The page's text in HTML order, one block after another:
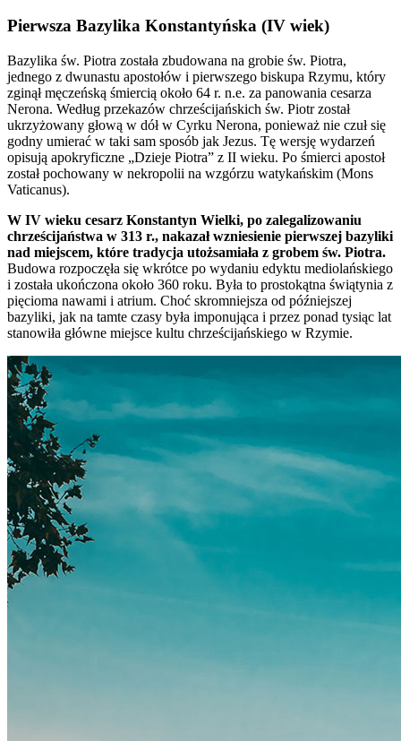
Pierwsza Bazylika Konstantyńska (IV wiek)
Bazylika św. Piotra została zbudowana na grobie św. Piotra,
jednego z dwunastu apostołów i pierwszego biskupa Rzymu, który
zginął męczeńską śmiercią około 64 r. n.e. za panowania cesarza
Nerona. Według przekazów chrześcijańskich św. Piotr został
ukrzyżowany głową w dół w Cyrku Nerona, ponieważ nie czuł się
godny umierać w taki sam sposób jak Jezus. Tę wersję wydarzeń
opisują apokryficzne „Dzieje Piotra” z II wieku. Po śmierci apostoł
został pochowany w nekropolii na wzgórzu watykańskim (Mons
Vaticanus).
W IV wieku cesarz Konstantyn Wielki, po zalegalizowaniu
chrześcijaństwa w 313 r., nakazał wzniesienie pierwszej bazyliki
nad miejscem, które tradycja utożsamiała z grobem św. Piotra.
Budowa rozpoczęła się wkrótce po wydaniu edyktu mediolańskiego
i została ukończona około 360 roku. Była to prostokątna świątynia z
pięcioma nawami i atrium. Choć skromniejsza od późniejszej
bazyliki, jak na tamte czasy była imponująca i przez ponad tysiąc lat
stanowiła główne miejsce kultu chrześcijańskiego w Rzymie.